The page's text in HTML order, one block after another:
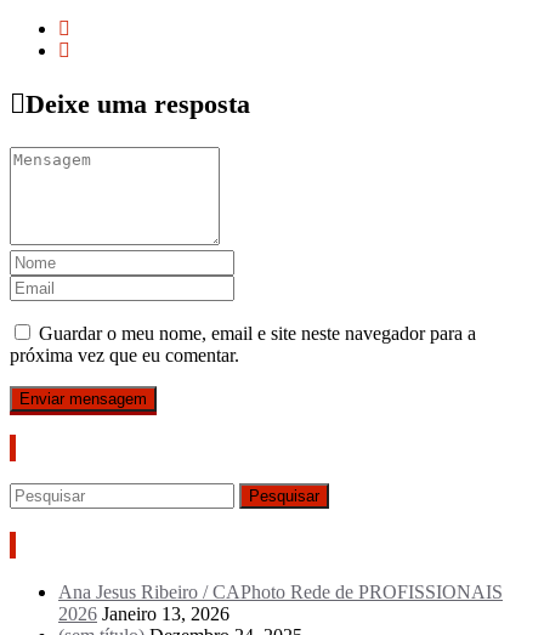
Deixe uma resposta
Guardar o meu nome, email e site neste navegador para a
próxima vez que eu comentar.
Ana Jesus Ribeiro / CAPhoto Rede de PROFISSIONAIS
2026 Janeiro 13, 2026